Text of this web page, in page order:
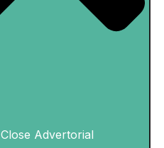
Close Advertorial